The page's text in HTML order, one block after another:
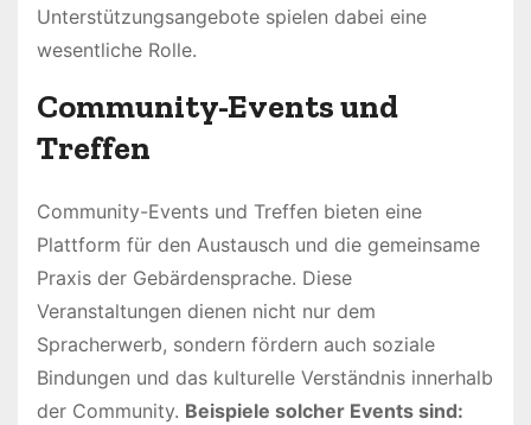
Unterstützungsangebote spielen dabei eine
wesentliche Rolle.
Community-Events und
Treffen
Community-Events und Treffen bieten eine
Plattform für den Austausch und die gemeinsame
Praxis der Gebärdensprache. Diese
Veranstaltungen dienen nicht nur dem
Spracherwerb, sondern fördern auch soziale
Bindungen und das kulturelle Verständnis innerhalb
der Community. Beispiele solcher Events sind: